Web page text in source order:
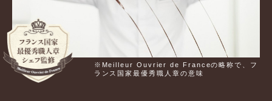
※Meilleur Ouvrier de Franceの略称で、フ
ランス国家最優秀職人章の意味